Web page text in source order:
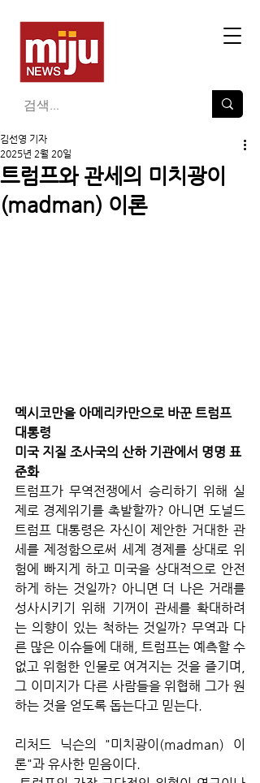
트럼프와 관세의 미치광이
(madman) 이론
김선영 기자
2025년 2월 20일
멕시코만을 아메리카만으로 바꾼 트럼프
대통령
미국 지질 조사국의 산하 기관에서 명명 표
준화
트럼프가 무역전쟁에서 승리하기 위해 실
제로 경제위기를 촉발할까? 아니면 도널드
트럼프 대통령은 자신이 제안한 거대한 관
세를 제정함으로써 세계 경제를 상대로 위
험에 빠지게 하고 미국을 상대적으로 안전
하게 하는 것일까? 아니면 더 나은 거래를
성사시키기 위해 기꺼이 관세를 확대하려
는 의향이 있는 척하는 것일까? 무역과 다
른 많은 이슈들에 대해, 트럼프는 예측할 수
없고 위험한 인물로 여겨지는 것을 즐기며,
그 이미지가 다른 사람들을 위협해 그가 원
하는 것을 얻도록 돕는다고 믿는다.
리처드 닉슨의 "미치광이(madman) 이
론"과 유사한 믿음이다.